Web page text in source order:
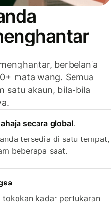
berbelanja
mata wang. Semua
satu akaun, bila-bila
secara global.
tersedia di satu tempat,
beberapa saat.
tokokan kadar pertukaran